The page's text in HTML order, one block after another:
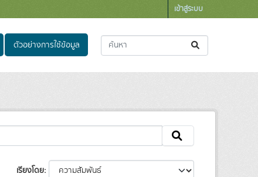
เข้าสู่ระบบ
ตัวอย่างการใช้ข้อมูล
เรียงโดย